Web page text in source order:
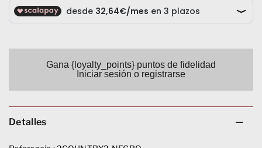
Gana {loyalty_points} puntos de fidelidad
Iniciar sesión o registrarse
Detalles